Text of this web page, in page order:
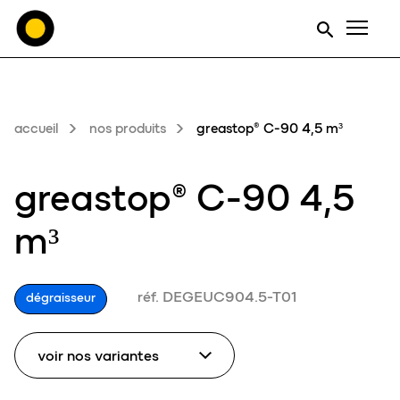
accueil nos produits greastop® C-90 4,5 m³
greastop® C-90 4,5
m³
dégraisseur réf. DEGEUC904.5-T01